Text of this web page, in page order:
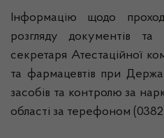
Інформацію щодо
розгляду документів
секретаря Атестаційної
та фармацевтів при
засобів та контролю за
області за терефоном